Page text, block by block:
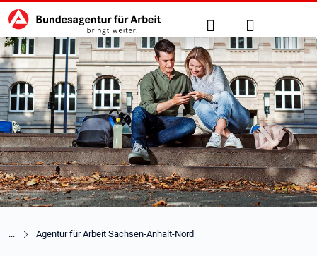
zu den Hauptinhalten springen
Hauptnavigation Suche Anmelden
Agentur für Arbeit Sachsen-Anhalt-Nord